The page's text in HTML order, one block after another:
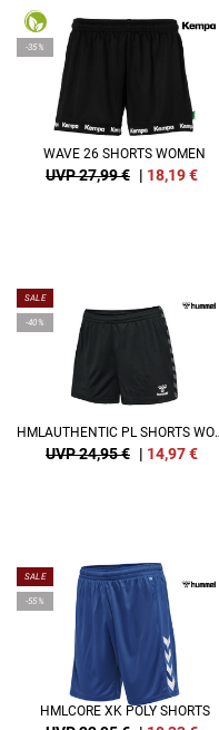
-35%
WAVE 26 SHORTS WOMEN
UVP 27,99 € | 18,19€
SALE
-40%
UVP 24,95 € | 14,97€
SALE
-55%
HMLCORE XK POLY SHORTS